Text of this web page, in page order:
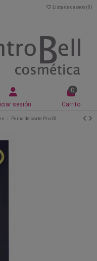
Lista de deseos (0 )
sesión
0
Carrito
Peine de corte Pro-20